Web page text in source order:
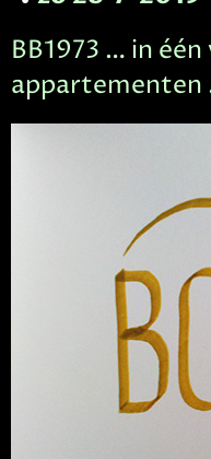
BB1973 … in
appartementen